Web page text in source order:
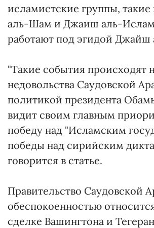
исламистские группы, такие
аль-Шам и Джаиш аль-
работают под эгидой Джайш
"Такие события происходят
недовольства Саудовской
политикой президента
видит своим главным
победу над "Исламским
победы над сирийским
говорится в статье.
Правительство Саудовской
обеспокоенностью
сделке Вашингтона и